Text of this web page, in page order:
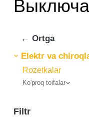
← Ortga
Elektr va
Rozetkalar
Ko'proq toifalar
Filtr